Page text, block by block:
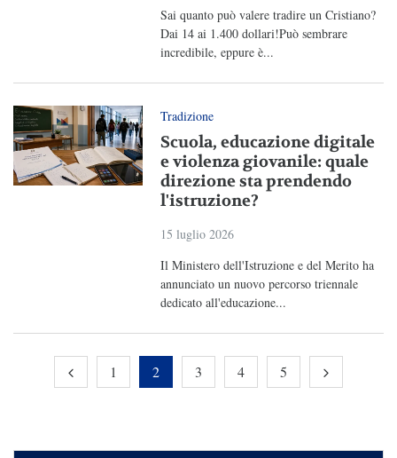
Sai quanto può valere tradire un Cristiano?
Dai 14 ai 1.400 dollari!Può sembrare
incredibile, eppure è...
Tradizione
Scuola, educazione digitale
e violenza giovanile: quale
direzione sta prendendo
l'istruzione?
15 luglio 2026
Il Ministero dell'Istruzione e del Merito ha
annunciato un nuovo percorso triennale
dedicato all'educazione...
1 2 3 4 5